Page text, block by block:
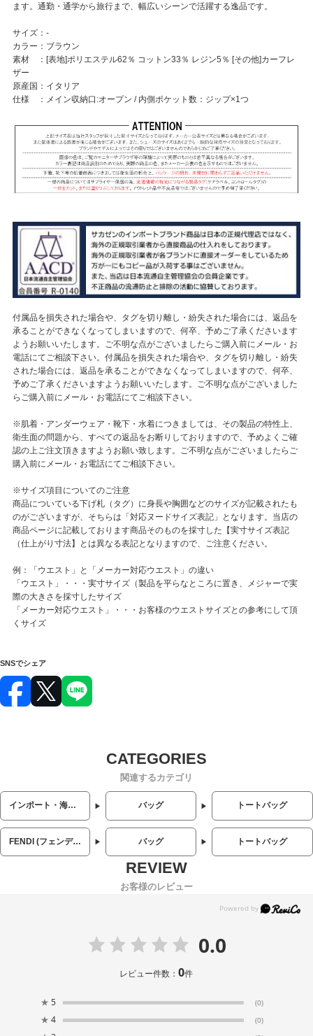
ます。通勤・通学から旅行まで、幅広いシーンで活躍する逸品です。
サイズ：-
カラー：ブラウン
素材 ：[表地]ポリエステル62％ コットン33％ レジン5％ [その他]カーフレ
ザー
原産国：イタリア
仕様 ：メイン収納口:オープン / 内側ポケット数：ジップ×1つ
付属品を損失された場合や、タグを切り離し・紛失された場合には、返品を
承ることができなくなってしまいますので、何卒、予めご了承くださいます
ようお願いいたします。ご不明な点がございましたらご購入前にメール・お
電話にてご相談下さい。付属品を損失された場合や、タグを切り離し・紛失
された場合には、返品を承ることができなくなってしまいますので、何卒、
予めご了承くださいますようお願いいたします。ご不明な点がございました
らご購入前にメール・お電話にてご相談下さい。
※肌着・アンダーウェア・靴下・水着につきましては、その製品の特性上、
衛生面の問題から、すべての返品をお断りしておりますので、予めよくご確
認の上ご注文頂きますようお願い致します。ご不明な点がございましたらご
購入前にメール・お電話にてご相談下さい。
※サイズ項目についてのご注意
商品についている下げ札（タグ）に身長や胸囲などのサイズが記載されたも
のがございますが、そちらは「対応ヌードサイズ表記」となります。当店の
商品ページに記載しております商品そのものを採寸した【実寸サイズ表記
（仕上がり寸法】とは異なる表記となりますので、ご注意ください。
例：「ウエスト」と「メーカー対応ウエスト」の違い
「ウエスト」・・・実寸サイズ（製品を平らなところに置き、メジャーで実
際の大きさを採寸したサイズ
「メーカー対応ウエスト」・・・お客様のウエストサイズとの参考にして頂
くサイズ
SNSでシェア
関連するカテゴリ
インポート・海外人気ブランド バッグ トートバッグ
FENDI (フェンディ) バッグ トートバッグ
お客様のレビュー
0.0
レビュー件数：0件
★ 5 (0)
★ 4 (0)